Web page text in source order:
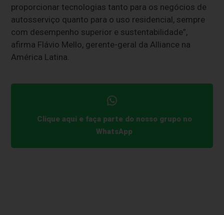
proporcionar tecnologias tanto para os negócios de
autosserviço quanto para o uso residencial, sempre
com desempenho superior e sustentabilidade”,
afirma Flávio Mello, gerente-geral da Alliance na
América Latina.
Clique aqui e faça parte do nosso grupo no
WhatsApp